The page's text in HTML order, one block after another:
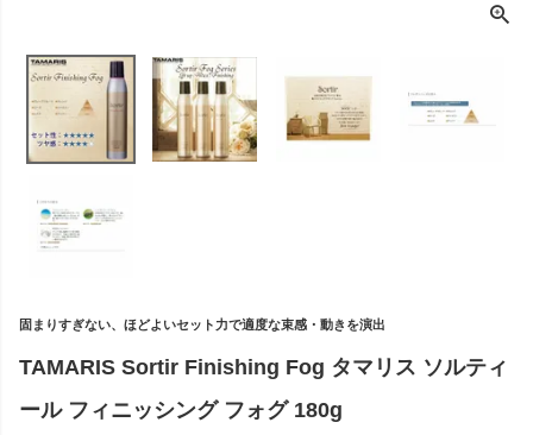
固まりすぎない、ほどよいセット力で適度な束感・動きを演出
TAMARIS Sortir Finishing Fog タマリス ソルティ
ール フィニッシング フォグ 180g